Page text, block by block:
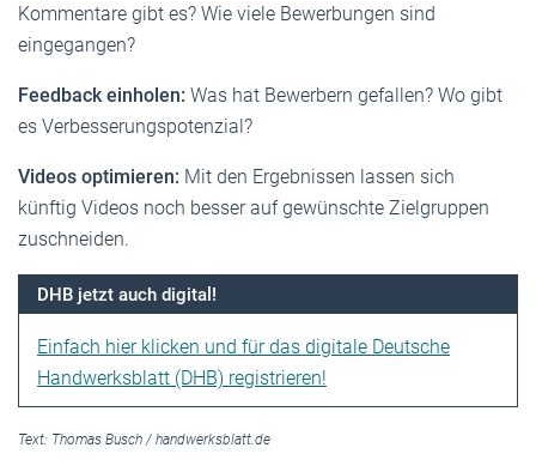
Kommentare gibt es? Wie viele Bewerbungen sind
eingegangen?
Feedback einholen: Was hat Bewerbern gefallen? Wo gibt
es Verbesserungspotenzial?
Videos optimieren: Mit den Ergebnissen lassen sich
künftig Videos noch besser auf gewünschte Zielgruppen
zuschneiden.
DHB jetzt auch digital!
Einfach hier klicken und für das digitale Deutsche
Handwerksblatt (DHB) registrieren!
Text: Thomas Busch / handwerksblatt.de